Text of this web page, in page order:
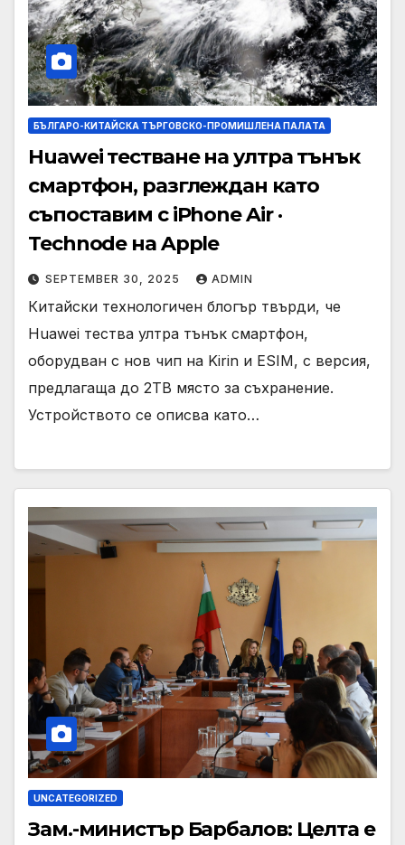
БЪЛГАРО-КИТАЙСКА ТЪРГОВСКО-ПРОМИШЛЕНА ПАЛAТА
Huawei тестване на ултра тънък
смартфон, разглеждан като
съпоставим с iPhone Air ·
Technode на Apple
SEPTEMBER 30, 2025 ADMIN
Китайски технологичен блогър твърди, че
Huawei тества ултра тънък смартфон,
оборудван с нов чип на Kirin и ESIM, с версия,
предлагаща до 2TB място за съхранение.
Устройството се описва като…
UNCATEGORIZED
Зам.-министър Барбалов: Целта е